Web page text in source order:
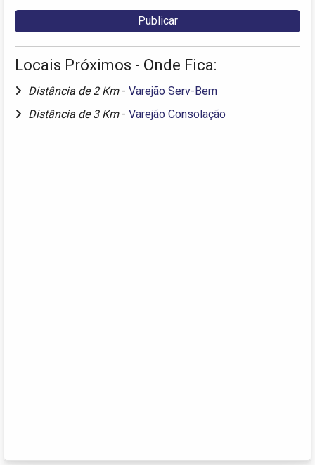
Locais Próximos - Onde Fica:
Distância de 2 Km - Varejão Serv-Bem
Distância de 3 Km - Varejão Consolação